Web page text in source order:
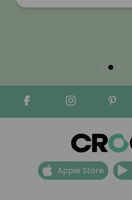
Apple Store